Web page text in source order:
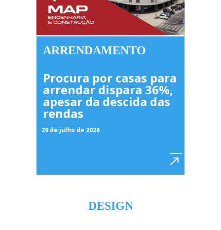
ARRENDAMENTO
Procura por casas para
arrendar dispara 36%,
apesar da descida das
rendas
29 de julho de 2026
DESIGN